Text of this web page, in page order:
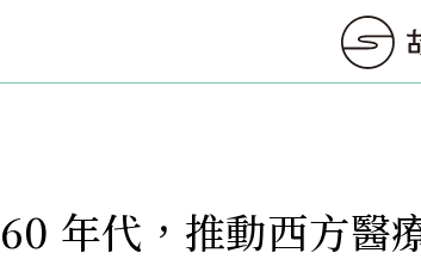
60 年代，推動西方醫